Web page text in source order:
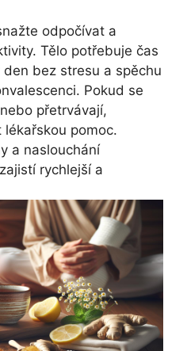
odpočívat a
Tělo potřebuje čas
bez stresu a spěchu
Pokud se
přetrvávají,
pomoc.
a naslouchání
rychlejší a